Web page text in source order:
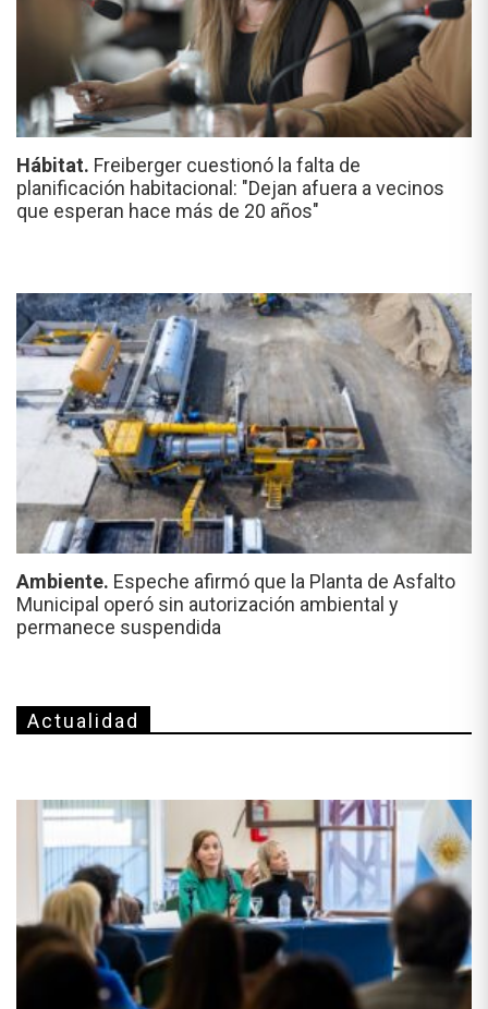
Hábitat. Freiberger cuestionó la falta de
planificación habitacional: "Dejan afuera a vecinos
que esperan hace más de 20 años"
Ambiente. Espeche afirmó que la Planta de Asfalto
Municipal operó sin autorización ambiental y
permanece suspendida
Actualidad